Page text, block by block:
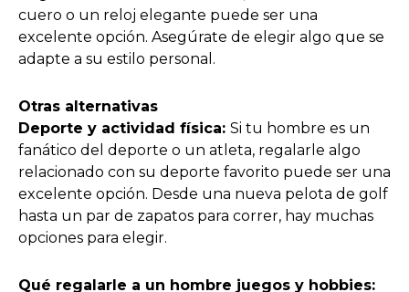
cuero o un reloj elegante puede ser una
excelente opción. Asegúrate de elegir algo que se
adapte a su estilo personal.
Otras alternativas
Deporte y actividad física: Si tu hombre es un
fanático del deporte o un atleta, regalarle algo
relacionado con su deporte favorito puede ser una
excelente opción. Desde una nueva pelota de golf
hasta un par de zapatos para correr, hay muchas
opciones para elegir.
Qué regalarle a un hombre juegos y hobbies: